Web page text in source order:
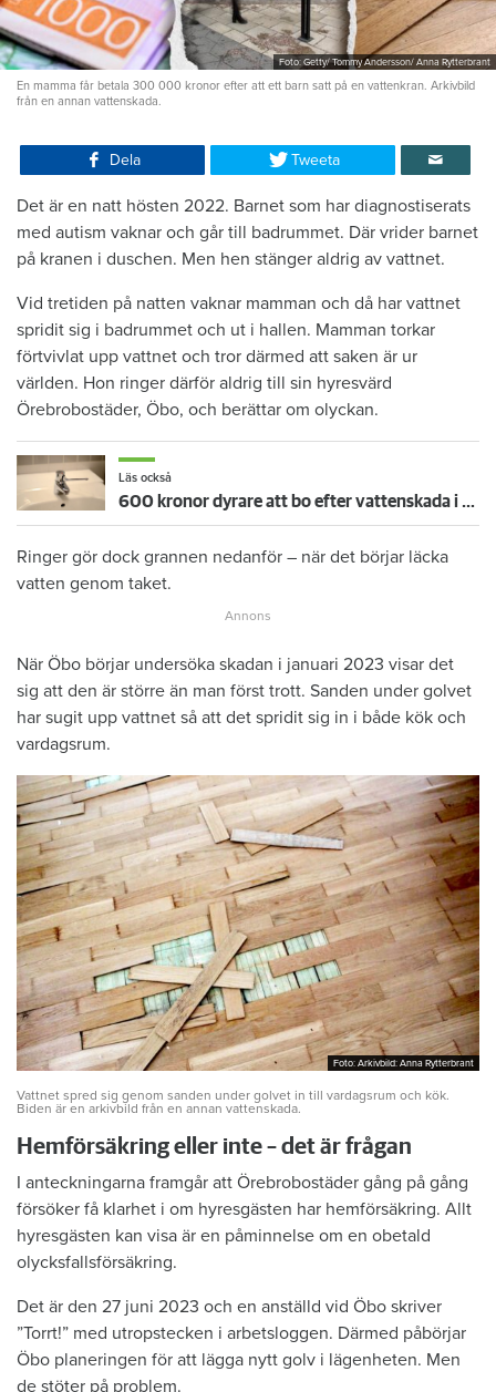
Foto: Getty/ Tommy Andersson/ Anna Rytterbrant
En mamma får betala 300 000 kronor efter att ett barn satt på en vattenkran. Arkivbild
från en annan vattenskada.
Dela Tweeta
Det är en natt hösten 2022. Barnet som har diagnostiserats
med autism vaknar och går till badrummet. Där vrider barnet
på kranen i duschen. Men hen stänger aldrig av vattnet.
Vid tretiden på natten vaknar mamman och då har vattnet
spridit sig i badrummet och ut i hallen. Mamman torkar
förtvivlat upp vattnet och tror därmed att saken är ur
världen. Hon ringer därför aldrig till sin hyresvärd
Örebrobostäder, Öbo, och berättar om olyckan.
Läs också
600 kronor dyrare att bo efter vattenskada i Varberg
Ringer gör dock grannen nedanför – när det börjar läcka
vatten genom taket.
När Öbo börjar undersöka skadan i januari 2023 visar det
sig att den är större än man först trott. Sanden under golvet
har sugit upp vattnet så att det spridit sig in i både kök och
vardagsrum.
Foto: Arkivbild: Anna Rytterbrant
Foto: Arkivbild: Anna Rytterbrant
Vattnet spred sig genom sanden under golvet in till vardagsrum och kök.
Biden är en arkivbild från en annan vattenskada.
Hemförsäkring eller inte – det är frågan
I anteckningarna framgår att Örebrobostäder gång på gång
försöker få klarhet i om hyresgästen har hemförsäkring. Allt
hyresgästen kan visa är en påminnelse om en obetald
olycksfallsförsäkring.
Det är den 27 juni 2023 och en anställd vid Öbo skriver
”Torrt!” med utropstecken i arbetsloggen. Därmed påbörjar
Öbo planeringen för att lägga nytt golv i lägenheten. Men
de stöter på problem.